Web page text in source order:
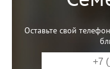
Оставьте свой